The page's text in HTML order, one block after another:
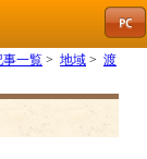
事一覧 > 地域 > 渡